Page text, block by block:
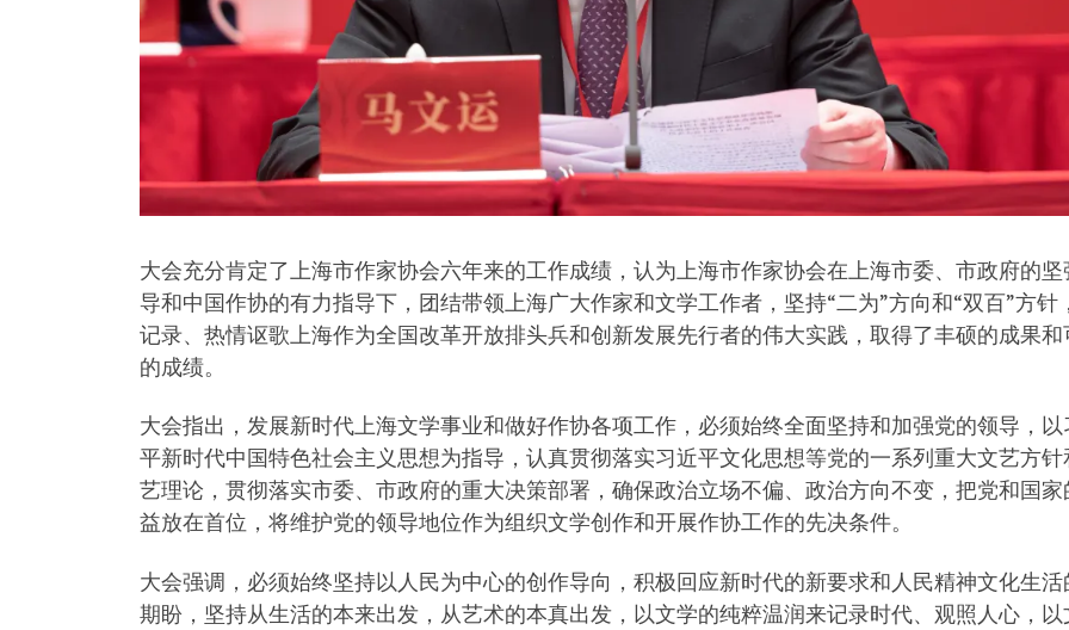
大会充分肯定了上海市作家协会六年来的工作成绩，认为上海市作家协会在上海市委、市政府的坚
导和中国作协的有力指导下，团结带领上海广大作家和文学工作者，坚持“二为”方向和“双百”方针
记录、热情讴歌上海作为全国改革开放排头兵和创新发展先行者的伟大实践，取得了丰硕的成果和
的成绩。
大会指出，发展新时代上海文学事业和做好作协各项工作，必须始终全面坚持和加强党的领导，以
平新时代中国特色社会主义思想为指导，认真贯彻落实习近平文化思想等党的一系列重大文艺方针
艺理论，贯彻落实市委、市政府的重大决策部署，确保政治立场不偏、政治方向不变，把党和国家
益放在首位，将维护党的领导地位作为组织文学创作和开展作协工作的先决条件。
大会强调，必须始终坚持以人民为中心的创作导向，积极回应新时代的新要求和人民精神文化生活
期盼，坚持从生活的本来出发，从艺术的本真出发，以文学的纯粹温润来记录时代、观照人心，以